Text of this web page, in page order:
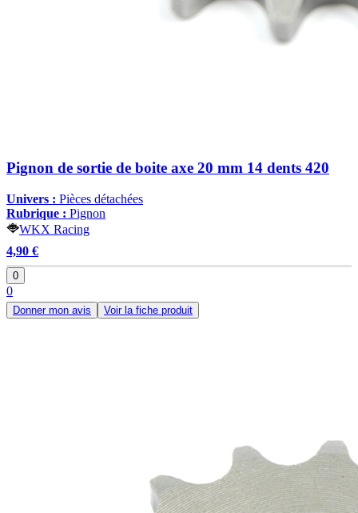
Pignon de sortie de boite axe 20 mm 14 dents 420
Univers : Pièces détachées
Rubrique : Pignon
WKX Racing
4,90 €
0
0
Donner mon avis Voir la fiche produit